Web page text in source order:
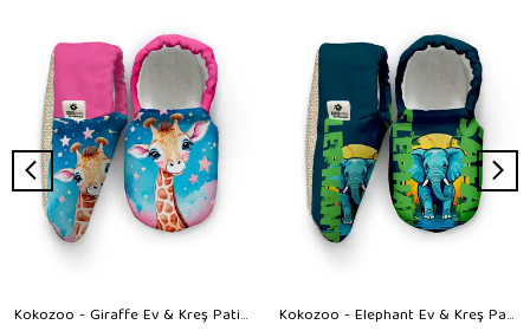
Kokozoo - Giraffe Ev & Kreş Patiği Kokozoo - Elephant Ev & Kreş Patiği